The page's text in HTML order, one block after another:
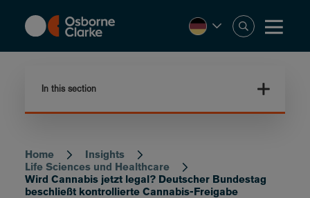
content
In this section
Breadcrumb
Home
Insights
Life Sciences und Healthcare
Wird Cannabis jetzt legal? Deutscher Bundestag
beschließt kontrollierte Cannabis-Freigabe